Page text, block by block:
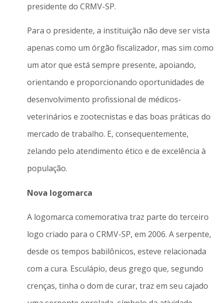
presidente do CRMV-SP.
Para o presidente, a instituição não deve ser vista
apenas como um órgão fiscalizador, mas sim como
um ator que está sempre presente, apoiando,
orientando e proporcionando oportunidades de
desenvolvimento profissional de médicos-
veterinários e zootecnistas e das boas práticas do
mercado de trabalho. E, consequentemente,
zelando pelo atendimento ético e de excelência à
população.
Nova logomarca
A logomarca comemorativa traz parte do terceiro
logo criado para o CRMV-SP, em 2006. A serpente,
desde os tempos babilônicos, esteve relacionada
com a cura. Esculápio, deus grego que, segundo
crenças, tinha o dom de curar, traz em seu cajado